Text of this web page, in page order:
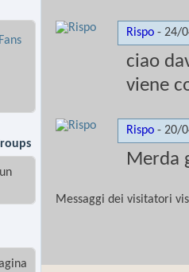
Rispo - 24/
ciao
viene
Rispo - 20/
Merda
Messaggi dei visitatori